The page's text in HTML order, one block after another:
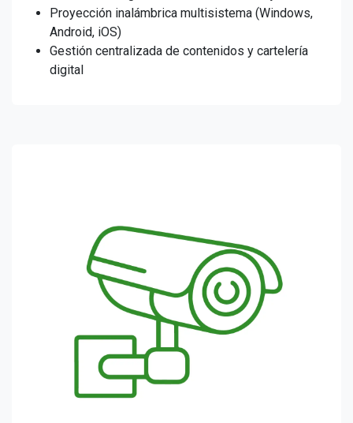
Proyección inalámbrica multisistema (Windows,
Android, iOS)
Gestión centralizada de contenidos y cartelería
digital